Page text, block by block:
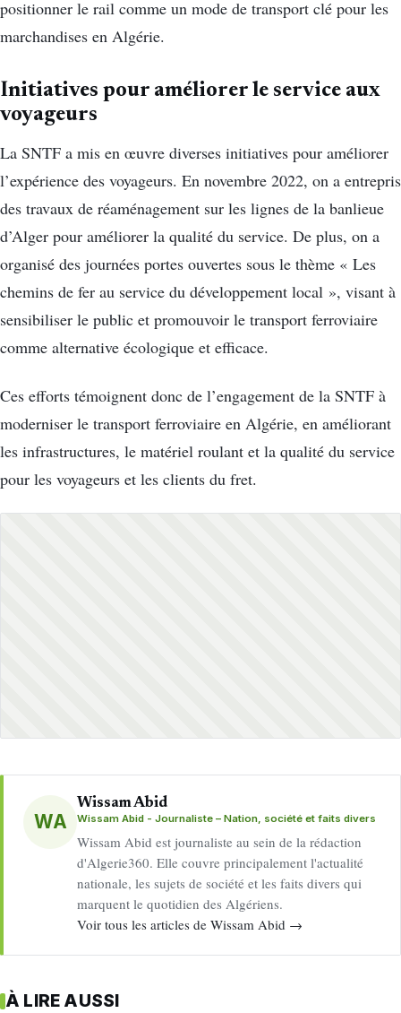
positionner le rail comme un mode de transport clé pour les
marchandises en Algérie.
Initiatives pour améliorer le service aux
voyageurs
La SNTF a mis en œuvre diverses initiatives pour améliorer
l’expérience des voyageurs. En novembre 2022, on a entrepris
des travaux de réaménagement sur les lignes de la banlieue
d’Alger pour améliorer la qualité du service. De plus, on a
organisé des journées portes ouvertes sous le thème « Les
chemins de fer au service du développement local », visant à
sensibiliser le public et promouvoir le transport ferroviaire
comme alternative écologique et efficace.
Ces efforts témoignent donc de l’engagement de la SNTF à
moderniser le transport ferroviaire en Algérie, en améliorant
les infrastructures, le matériel roulant et la qualité du service
pour les voyageurs et les clients du fret.
WA
Wissam Abid
Wissam Abid - Journaliste – Nation, société et faits divers
Wissam Abid est journaliste au sein de la rédaction
d'Algerie360. Elle couvre principalement l'actualité
nationale, les sujets de société et les faits divers qui
marquent le quotidien des Algériens.
Voir tous les articles de Wissam Abid →
À LIRE AUSSI